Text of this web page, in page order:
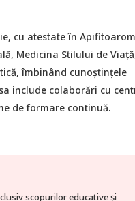
cu atestate în
Medicina Stilului de
îmbinând cunoștințele
include colaborări cu
de formare continuă.
scopurilor educative și